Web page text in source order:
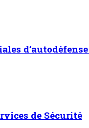
d’autodéfense
de Sécurité